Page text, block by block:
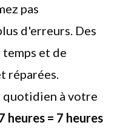
pas
d'erreurs. Des
et de
réparées.
quotidien à votre
heures = 7 heures